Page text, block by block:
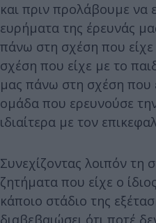
και πριν προλάβουμε να
ευρήματα της έρευνάς
πάνω στη σχέση που
σχέση που είχε με το
μας πάνω στη σχέση που
ομάδα που ερευνούσε
ιδιαίτερα με τον
Συνεχίζοντας λοιπόν τη
ζητήματα που είχε ο
κάποιο στάδιο της
διαβεβαιώσει ότι ποτέ